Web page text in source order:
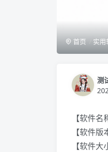
首页 实用
测
【软件
【软件
【软件